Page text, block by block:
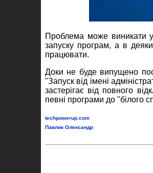
Проблема може виникати
запуску програм, а в
працювати.
Доки не буде випущено
"Запуск від імені
застерігає від повного
певні програми до "білого
techpowerup.com
Павлик Олександр